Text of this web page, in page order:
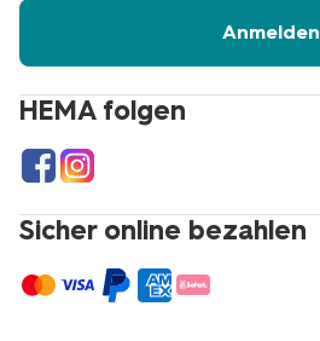
HEMA folgen
Sicher online bezahlen
Adresse
Anmelden